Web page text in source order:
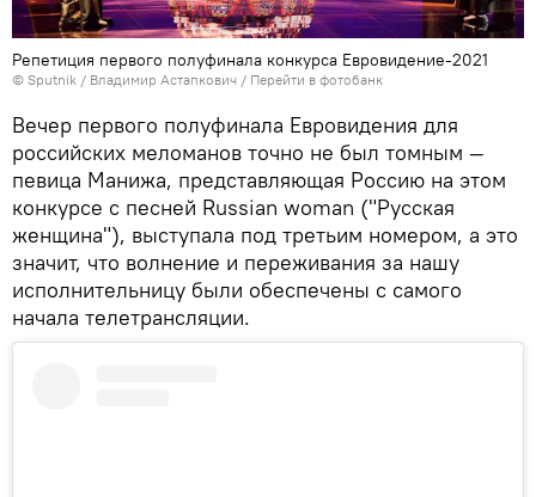
Репетиция первого полуфинала конкурса Евровидение-2021
© Sputnik / Владимир Астапкович / Перейти в фотобанк
Вечер первого полуфинала Евровидения для
российских меломанов точно не был томным —
певица Манижа, представляющая Россию на этом
конкурсе с песней Russian woman ("Русская
женщина"), выступала под третьим номером, а это
значит, что волнение и переживания за нашу
исполнительницу были обеспечены с самого
начала телетрансляции.